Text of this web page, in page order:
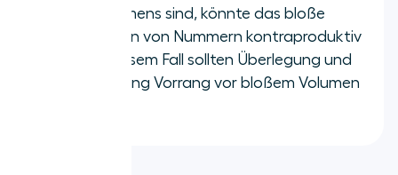
Unternehmens sind, könnte das bloße
Durchjagen von Nummern kontraproduktiv
sein. In diesem Fall sollten Überlegung und
Vorbereitung Vorrang vor bloßem Volumen